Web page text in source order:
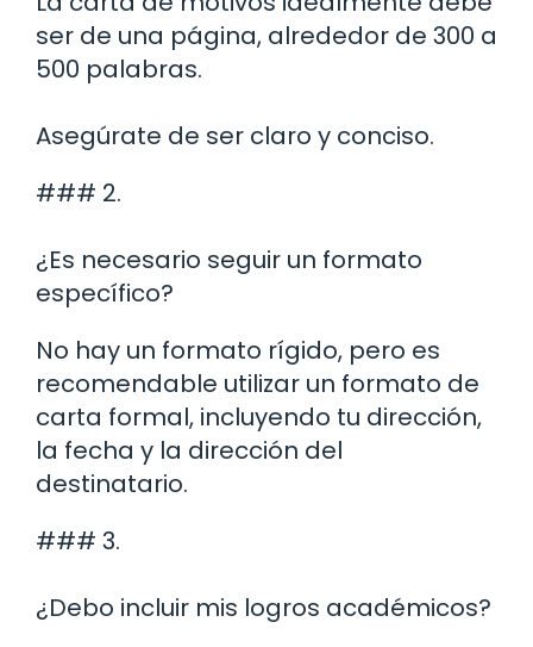
ser de una página, alrededor de 300 a
500 palabras.
Asegúrate de ser claro y conciso.
### 2.
¿Es necesario seguir un formato
específico?
No hay un formato rígido, pero es
recomendable utilizar un formato de
carta formal, incluyendo tu dirección,
la fecha y la dirección del
destinatario.
### 3.
¿Debo incluir mis logros académicos?